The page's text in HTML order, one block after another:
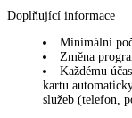
Doplňující informace
Minimální
Změna
Každému
kartu
služeb (telefon,